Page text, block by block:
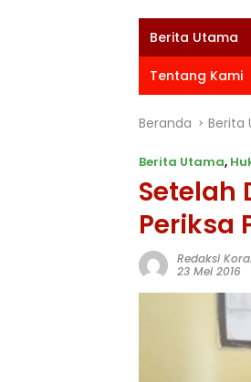
Berita Utama
Tentang Kami
Beranda Berita
Berita Utama,
Setelah
Periksa
Redaksi
23 Mei 2016